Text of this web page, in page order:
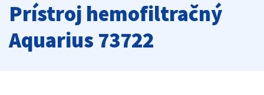
Prístroj hemofiltračný
Aquarius 73722